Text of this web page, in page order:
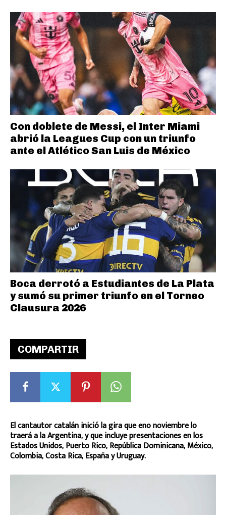
COMPARTIR
El cantautor catalán inició la gira que eno noviembre lo
traerá a la Argentina, y que incluye presentaciones en los
Estados Unidos, Puerto Rico, República Dominicana, México,
Colombia, Costa Rica, España y Uruguay.
Con doblete de Messi, el Inter Miami
abrió la Leagues Cup con un triunfo
ante el Atlético San Luis de México
Boca derrotó a Estudiantes de La Plata
y sumó su primer triunfo en el Torneo
Clausura 2026